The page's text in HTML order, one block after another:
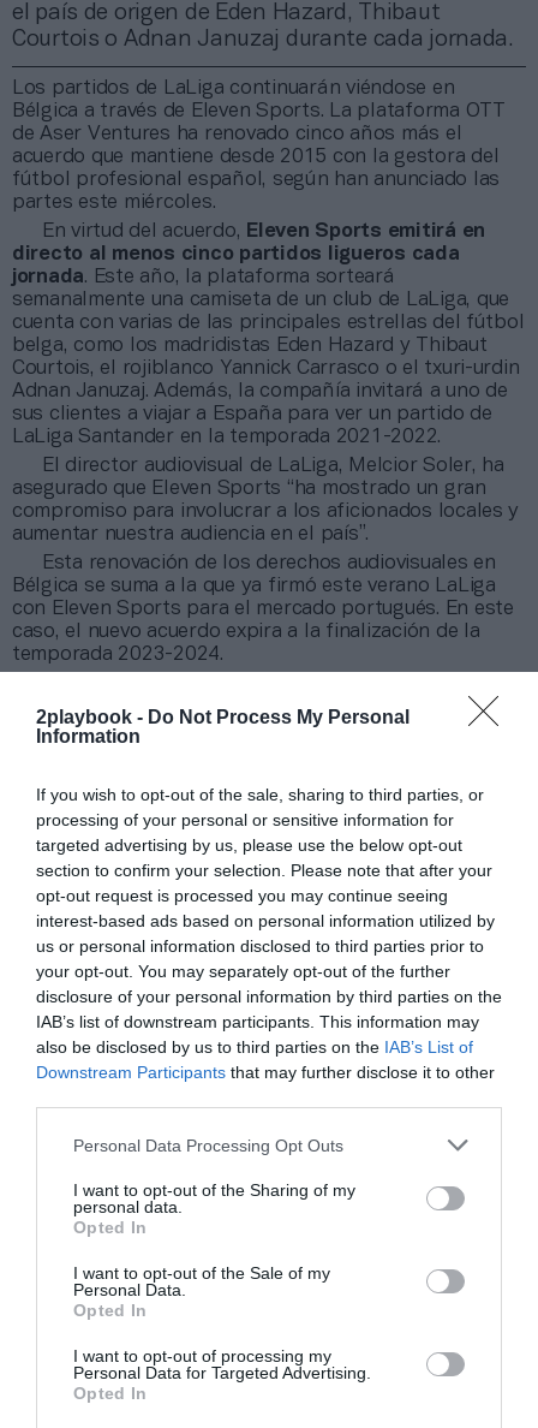
2playbook - Do Not Process My Personal
Information
If you wish to opt-out of the sale, sharing to third parties, or
processing of your personal or sensitive information for
targeted advertising by us, please use the below opt-out
section to confirm your selection. Please note that after your
opt-out request is processed you may continue seeing
interest-based ads based on personal information utilized by
us or personal information disclosed to third parties prior to
your opt-out. You may separately opt-out of the further
disclosure of your personal information by third parties on the
IAB’s list of downstream participants. This information may
also be disclosed by us to third parties on the IAB’s List of
Downstream Participants that may further disclose it to other
Personal Data Processing Opt Outs
I want to opt-out of the Sharing of my
personal data.
Opted In
I want to opt-out of the Sale of my
Personal Data.
Opted In
I want to opt-out of processing my
Personal Data for Targeted Advertising.
Opted In
Índex
Eleven Sports
el país de origen de Eden Hazard, Thibaut
Courtois o Adnan Januzaj durante cada jornada.
Los partidos de LaLiga continuarán viéndose en
Bélgica a través de Eleven Sports. La plataforma OTT
de Aser Ventures ha renovado cinco años más el
acuerdo que mantiene desde 2015 con la gestora del
fútbol profesional español, según han anunciado las
partes este miércoles.
En virtud del acuerdo, Eleven Sports emitirá en
directo al menos cinco partidos ligueros cada
jornada. Este año, la plataforma sorteará
semanalmente una camiseta de un club de LaLiga, que
cuenta con varias de las principales estrellas del fútbol
belga, como los madridistas Eden Hazard y Thibaut
Courtois, el rojiblanco Yannick Carrasco o el txuri-urdin
Adnan Januzaj. Además, la compañía invitará a uno de
sus clientes a viajar a España para ver un partido de
LaLiga Santander en la temporada 2021-2022.
El director audiovisual de LaLiga, Melcior Soler, ha
asegurado que Eleven Sports “ha mostrado un gran
compromiso para involucrar a los aficionados locales y
aumentar nuestra audiencia en el país”.
Esta renovación de los derechos audiovisuales en
Bélgica se suma a la que ya firmó este verano LaLiga
con Eleven Sports para el mercado portugués. En este
caso, el nuevo acuerdo expira a la finalización de la
temporada 2023-2024.
temporada un acuerdo con Mediapro para pujar
conjuntamente por proyectos internacionales
, como
Añadir2Playbookcomo fuente preferida de Google
de forma gratuita
Mantente informado con las últimas noticias de actualidad.
ACTIVAR AHORA
Compartir
Imprimir
Publicidad
2Playbook Club